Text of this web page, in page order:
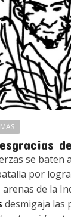
se baten
por
de la
desmigaja las